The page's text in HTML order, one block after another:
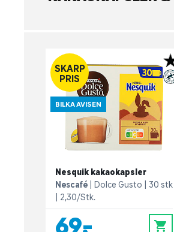
SKARP
PRIS
BILKA AVISEN
Nesquik kakaokapsler
Nescafé
Dolce Gusto
30 stk
2,30/Stk.
69,- 0